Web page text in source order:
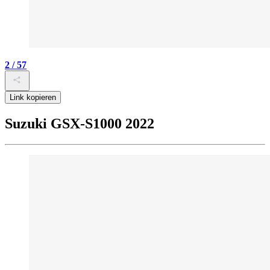
2 / 57
Link kopieren
Suzuki GSX-S1000 2022